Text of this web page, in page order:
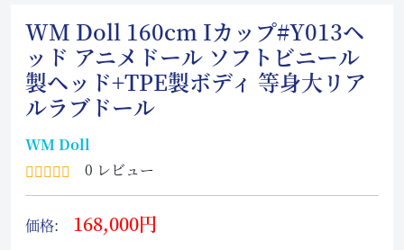
WM Doll 160cm Iカップ#Y013ヘ
ッド アニメドール ソフトビニール
製ヘッド+TPE製ボディ 等身大リア
ルラブドール
WM Doll
0 レビュー
価格: 168,000円